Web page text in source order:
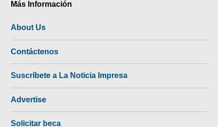
Más Información
About Us
Contáctenos
Suscríbete a La Noticia Impresa
Advertise
Solicitar beca